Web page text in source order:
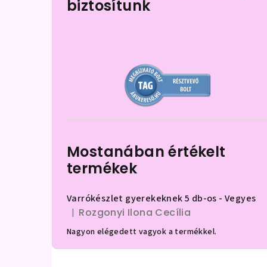
biztosítunk
Mostanában értékelt
termékek
Varrókészlet gyerekeknek 5 db-os - Vegyes
A termék értékelése 5-ből 5 csillag.
Rozgonyi Ilona Cecília
Nagyon elégedett vagyok a termékkel.